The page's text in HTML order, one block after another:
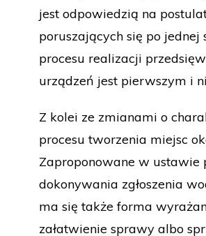
jest odpowiedzią na
poruszających się po
procesu realizacji
urządzeń jest pierwszym i
Z kolei ze zmianami o
procesu tworzenia miejsc
Zaproponowane w ustawie
dokonywania zgłoszenia
ma się także forma
załatwienie sprawy albo